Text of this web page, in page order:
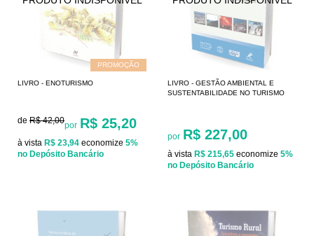
PROMOÇÃO
LIVRO - ENOTURISMO
de R$ 42,00por R$ 25,20
à vista R$ 23,94 economize 5%
no Depósito Bancário
LIVRO - GESTÃO AMBIENTAL E
SUSTENTABILIDADE NO TURISMO
por R$ 227,00
à vista R$ 215,65 economize 5%
no Depósito Bancário